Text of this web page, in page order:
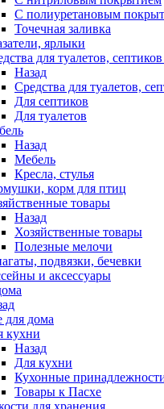
С полиуретановым
Точечная заливка
ярлыки
для туалетов,
Назад
Средства для туалетов,
Для септиков
Для туалетов
Назад
Мебель
Кресла, стулья
корм для птиц
товары
Назад
Хозяйственные товары
Полезные мелочи
подвязки, бечевки
и аксессуары
для дома
кухни
Назад
Для кухни
Кухонные
Товары к Пасхе
для хранения